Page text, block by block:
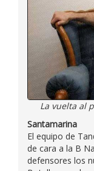
La vuelta al
Santamarina
El equipo de
de cara a la B
defensores los